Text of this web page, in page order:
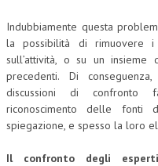
Indubbiamente questa
la possibilità di rimuovere
sull’attività, o su un
precedenti. Di
discussioni di confronto
riconoscimento delle
spiegazione, e spesso la loro
Il confronto degli